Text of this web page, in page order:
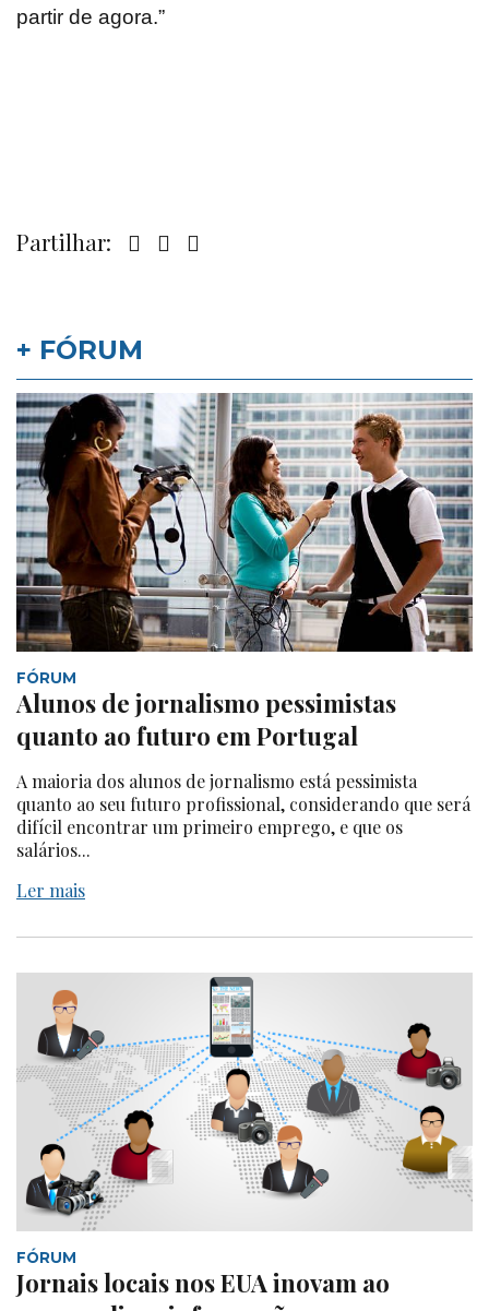
partir de agora.”
Partilhar:
+ FÓRUM
FÓRUM
Alunos de jornalismo pessimistas
quanto ao futuro em Portugal
A maioria dos alunos de jornalismo está pessimista
quanto ao seu futuro profissional, considerando que será
difícil encontrar um primeiro emprego, e que os
salários...
Ler mais
FÓRUM
Jornais locais nos EUA inovam ao